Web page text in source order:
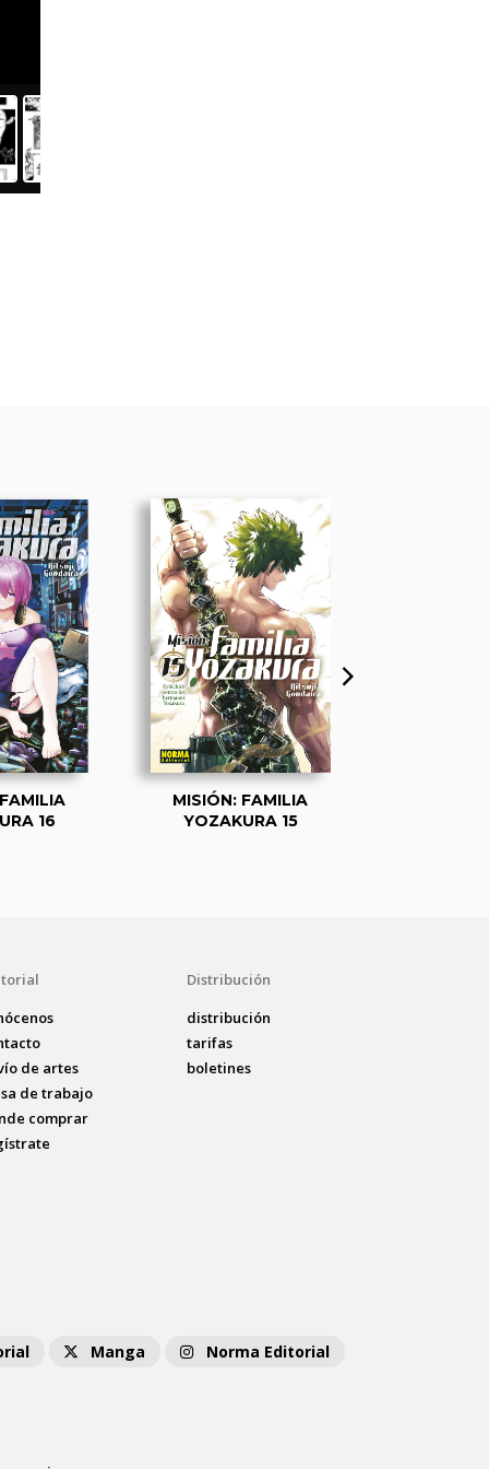
16
MISIÓN: FAMILIA
YOZAKURA 15
de artes
de trabajo
comprar
Distribución
distribución
tarifas
boletines
Manga Norma Editorial